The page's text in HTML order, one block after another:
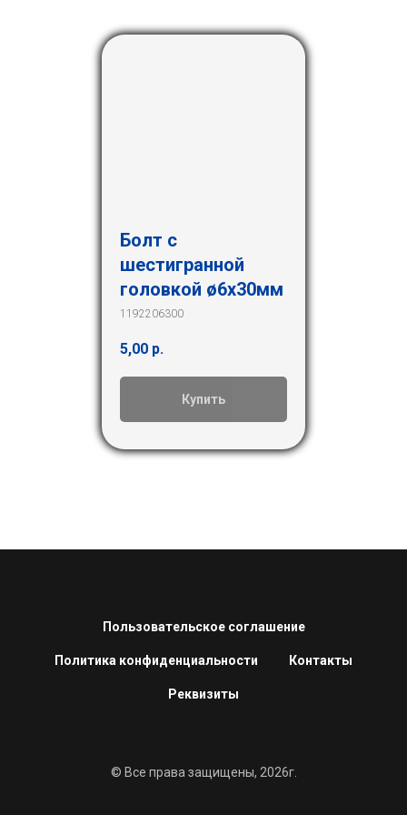
Болт с
шестигранной
головкой ø6х30мм
1192206300
5,00 р.
Купить
Пользовательское соглашение
Политика конфиденциальности Контакты
Реквизиты
© Все права защищены, 2026г.